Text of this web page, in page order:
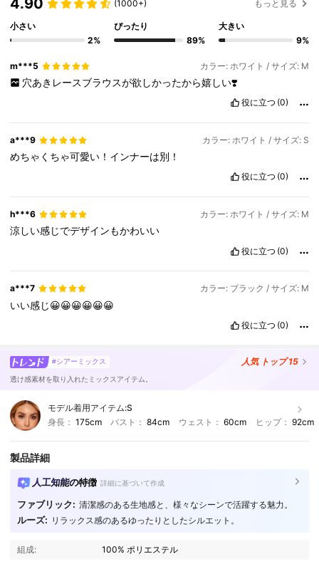
(1000+) もっと見る
小さい
2%
ぴったり
89%
大きい
9%
m***5 カラー: ホワイト / サイズ: M
穴あきレースブラウスが欲しかったから嬉しい❣️
役に立つ (0)
a***9 カラー: ホワイト / サイズ: S
めちゃくちゃ可愛い！インナーは別！
役に立つ (0)
h***6 カラー: ホワイト / サイズ: M
涼しい感じでデザインもかわいい
役に立つ (0)
a***7 カラー: ブラック / サイズ: M
いい感じ😀😀😀😀😀😀
役に立つ (0)
#シアーミックス 人気 トップ 15
透け感素材を取り入れたミックスアイテム。
モデル着用アイテム:S
身長： 175cm バスト：84cm ウェスト： 60cm ヒップ： 92cm
製品詳細
人工知能の特徴 詳細に基づいて作成
ファブリック: 清潔感のある生地感と、様々なシーンで活躍する魅力。
ルーズ: リラックス感のあるゆったりとしたシルエット。
組成: 100% ポリエステル
4.77 13K フォロワー